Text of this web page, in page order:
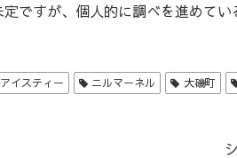
ですが、個人的に調べを進めて
アイスティー ニルマーネル
大磯町